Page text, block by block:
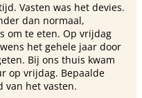
Vasten was het devies.
dan normaal,
om te eten. Op vrijdag
het gehele jaar door
Bij ons thuis kwam
op vrijdag. Bepaalde
van het vasten.